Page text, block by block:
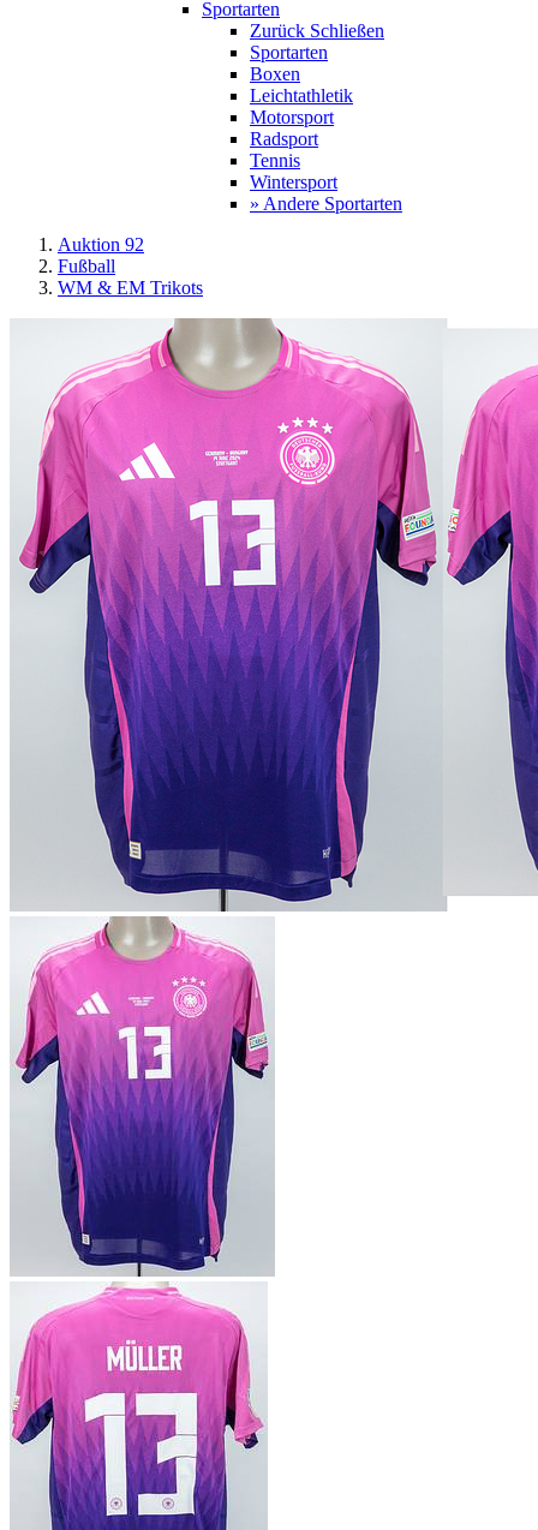
Sportarten
Zurück Schließen
Sportarten
Boxen
Leichtathletik
Motorsport
Radsport
Tennis
Wintersport
» Andere Sportarten
Auktion 92
Fußball
WM & EM Trikots